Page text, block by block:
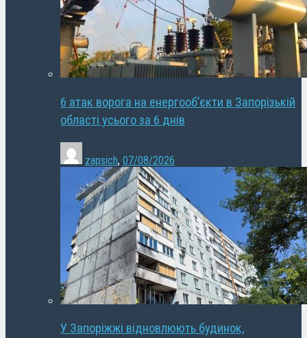
6 атак ворога на енергооб’єкти в Запорізькій
області усього за 6 днів
zapsich, 07/08/2026
У Запоріжжі відновлюють будинок,